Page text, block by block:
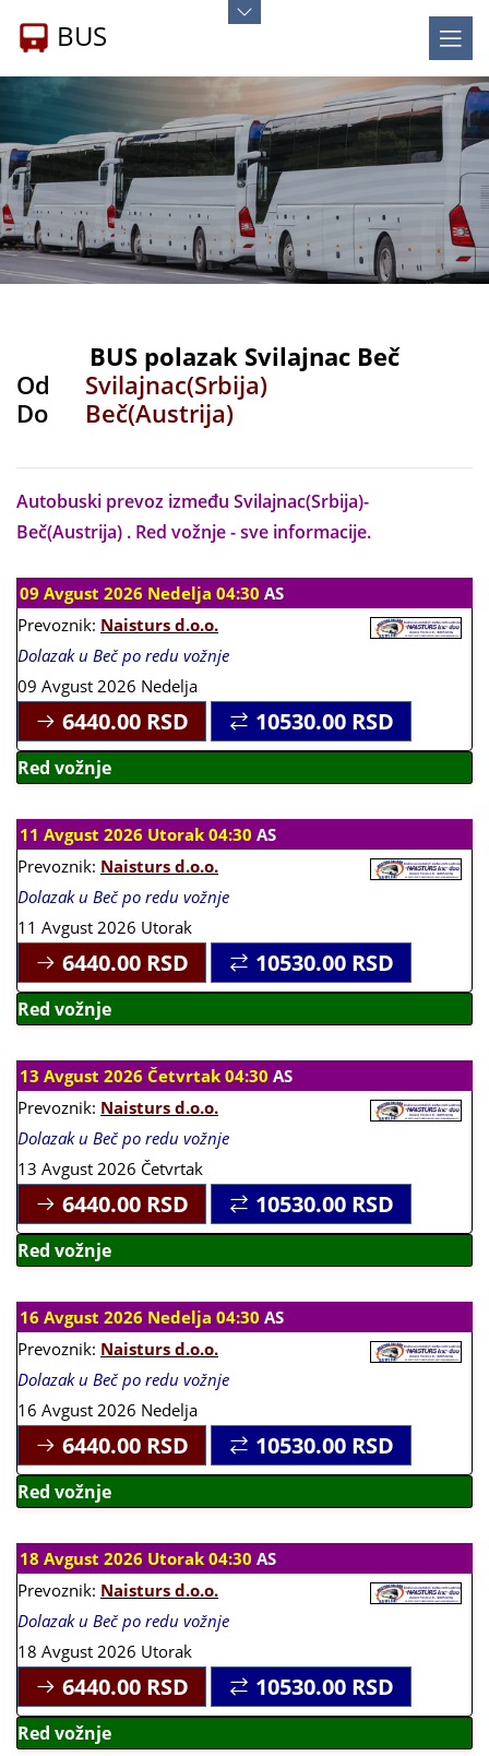
BUS
BUS polazak Svilajnac Beč
Od
Do
Svilajnac(Srbija)
Beč(Austrija)
Autobuski prevoz između Svilajnac(Srbija)-
Beč(Austrija) . Red vožnje - sve informacije.
09 Avgust 2026 Nedelja 04:30 AS
Prevoznik: Naisturs d.o.o.
Dolazak u Beč po redu vožnje
09 Avgust 2026 Nedelja
6440.00 RSD 10530.00 RSD
Red vožnje
11 Avgust 2026 Utorak 04:30 AS
Prevoznik: Naisturs d.o.o.
Dolazak u Beč po redu vožnje
11 Avgust 2026 Utorak
6440.00 RSD 10530.00 RSD
Red vožnje
13 Avgust 2026 Četvrtak 04:30 AS
Prevoznik: Naisturs d.o.o.
Dolazak u Beč po redu vožnje
13 Avgust 2026 Četvrtak
6440.00 RSD 10530.00 RSD
Red vožnje
16 Avgust 2026 Nedelja 04:30 AS
Prevoznik: Naisturs d.o.o.
Dolazak u Beč po redu vožnje
16 Avgust 2026 Nedelja
6440.00 RSD 10530.00 RSD
Red vožnje
18 Avgust 2026 Utorak 04:30 AS
Prevoznik: Naisturs d.o.o.
Dolazak u Beč po redu vožnje
18 Avgust 2026 Utorak
6440.00 RSD 10530.00 RSD
Red vožnje